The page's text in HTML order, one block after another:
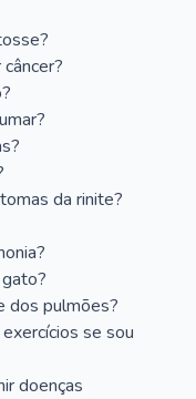
da rinite?
dos pulmões?
se sou
doenças